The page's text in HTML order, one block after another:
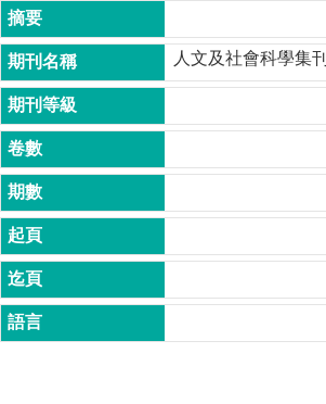
博
士
班
碩
士
班
在
職
專
班
學
術
研
人文及社會科學集刊